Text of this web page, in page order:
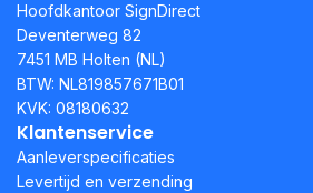
Hoofdkantoor SignDirect
Deventerweg 82
7451 MB Holten (NL)
BTW: NL819857671B01
KVK: 08180632
Klantenservice
Aanleverspecificaties
Levertijd en verzending